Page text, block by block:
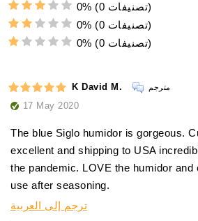
0%
(0 تصنيفات)
0%
(0 تصنيفات)
0%
(0 تصنيفات)
K David M. مترجم
17 May 2020
The blue Siglo humidor is gorgeous.
excellent and shipping to USA
the pandemic. LOVE the humidor and
use after seasoning.
ترجم إلى العربية